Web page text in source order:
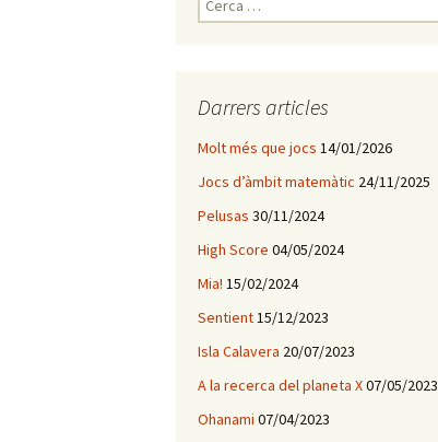
e
:Darrers articles
Molt més que jocs 14/01/2026
Jocs d’àmbit matemàtic 24/11/2025
Pelusas 30/11/2024
High Score 04/05/2024
Mia! 15/02/2024
Sentient15/12/2023
Isla Calavera 20/07/2023
A la recerca del planeta X07/05/2023
Ohanami 07/04/2023